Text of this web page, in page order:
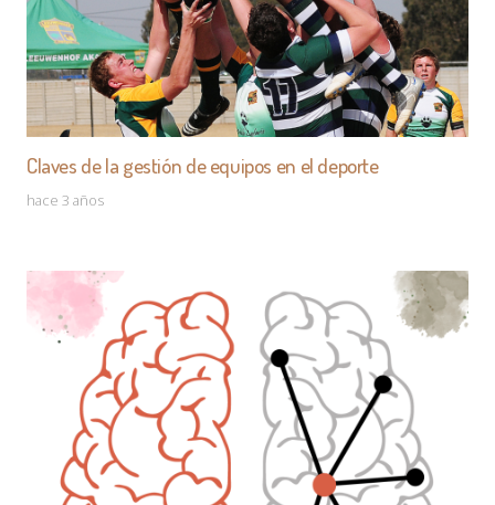
Claves de la gestión de equipos en el deporte
hace 3 años